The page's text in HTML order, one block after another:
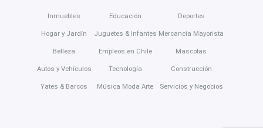
Inmuebles
Hogar y Jardín
Belleza
Autos y Vehículos
Yates & Barcos
Educación
Juguetes & Infantes
Empleos en Chile
Tecnología
Música Moda Arte
Deportes
Mercancía Mayorista
Mascotas
Construcción
Servicios y Negocios